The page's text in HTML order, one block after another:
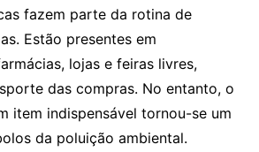
fazem parte da rotina de
Estão presentes em
lojas e feiras livres,
das compras. No entanto, o
item indispensável tornou-se um
da poluição ambiental.